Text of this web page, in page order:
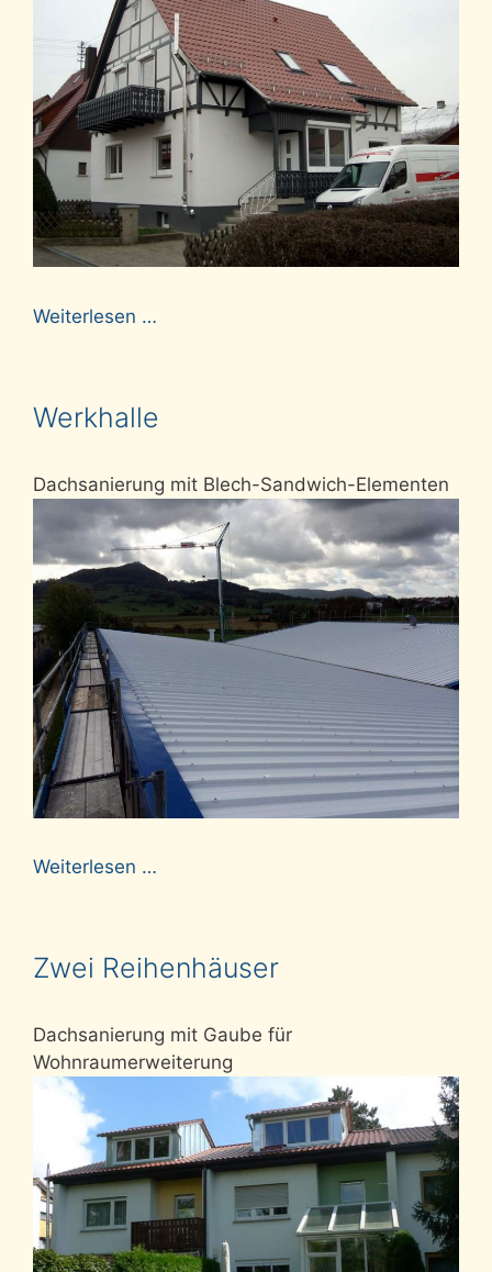
Weiterlesen …
Werkhalle
Dachsanierung mit Blech-Sandwich-Elementen
Weiterlesen …
Zwei Reihenhäuser
Dachsanierung mit Gaube für
Wohnraumerweiterung